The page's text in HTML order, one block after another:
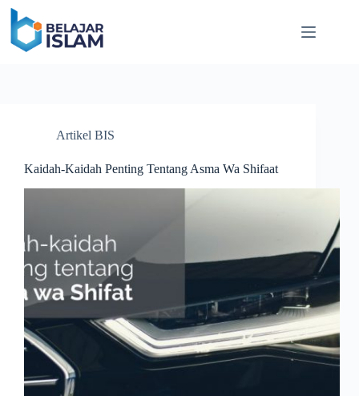
Skip
content
Artikel BIS
Kaidah-Kaidah Penting Tentang Asma Wa Shifaat